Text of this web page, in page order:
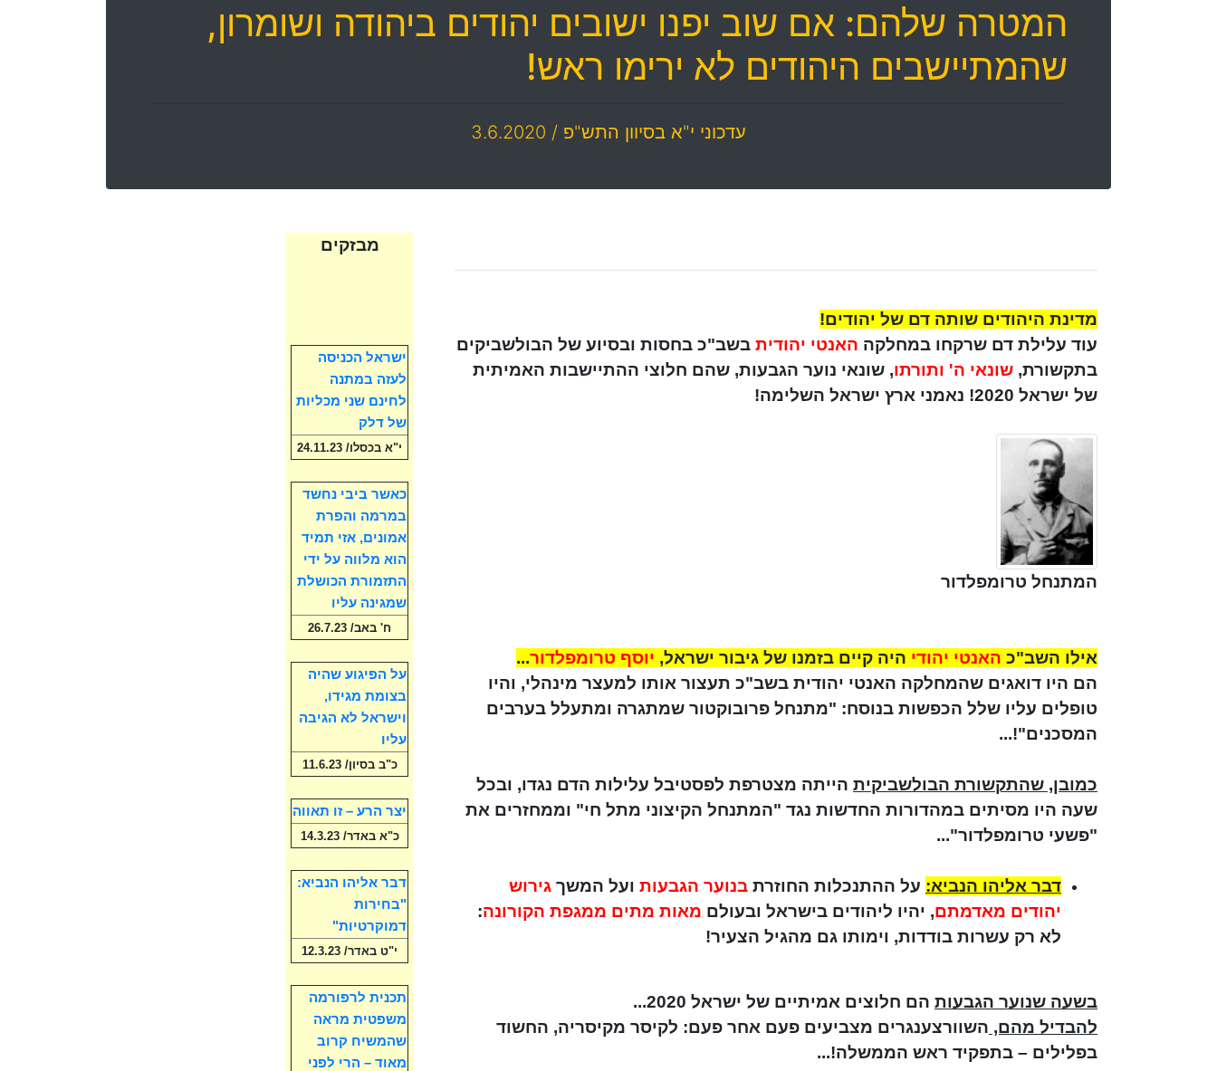
המטרה שלהם: אם שוב יפנו ישובים יהודים ביהודה ושומרון,
שהמתיישבים היהודים לא ירימו ראש!
עדכוני י"א בסיוון התש"פ / 3.6.2020
מדינת היהודים שותה דם של יהודים!
עוד עלילת דם שרקחו במחלקה האנטי יהודית בשב"כ בחסות ובסיוע של הבולשביקים
בתקשורת, שונאי ה' ותורתו, שונאי נוער הגבעות, שהם חלוצי ההתיישבות האמיתית
של ישראל 2020! נאמני ארץ ישראל השלימה!
המתנחל טרומפלדור
אילו השב"כ האנטי יהודי היה קיים בזמנו של גיבור ישראל, יוסף טרומפלדור...
הם היו דואגים שהמחלקה האנטי יהודית בשב"כ תעצור אותו למעצר מינהלי, והיו
טופלים עליו שלל הכפשות בנוסח: "מתנחל פרובוקטור שמתגרה ומתעלל בערבים
המסכנים"!...
כמובן, שהתקשורת הבולשביקית הייתה מצטרפת לפסטיבל עלילות הדם נגדו, ובכל
שעה היו מסיתים במהדורות החדשות נגד "המתנחל הקיצוני מתל חי" וממחזרים את
"פשעי טרומפלדור"...
דבר אליהו הנביא: על ההתנכלות החוזרת בנוער הגבעות ועל המשך גירוש
יהודים מאדמתם, יהיו ליהודים בישראל ובעולם מאות מתים ממגפת הקורונה:
לא רק עשרות בודדות, וימותו גם מהגיל הצעיר!
בשעה שנוער הגבעות הם חלוצים אמיתיים של ישראל 2020...
להבדיל מהם, השוורצענגרים מצביעים פעם אחר פעם: לקיסר מקיסריה, החשוד
בפלילים – בתפקיד ראש הממשלה!...
מבזקים
ישראל הכניסה
לעזה במתנה
לחינם שני מכליות
של דלק
י"א בכסלו/ 24.11.23
כאשר ביבי נחשד
במרמה והפרת
אמונים, אזי תמיד
הוא מלווה על ידי
התזמורת הכושלת
שמגינה עליו
ח' באב/ 26.7.23
על הפיגוע שהיה
בצומת מגידו,
וישראל לא הגיבה
עליו
כ"ב בסיון/ 11.6.23
יצר הרע – זו תאווה
כ"א באדר/ 14.3.23
דבר אליהו הנביא:
"בחירות
דמוקרטיות"
י"ט באדר/ 12.3.23
תכנית לרפורמה
משפטית מראה
שהמשיח קרוב
מאוד – הרי לפני